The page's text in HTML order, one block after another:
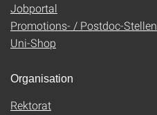
Jobportal
Promotions- / Postdoc-Stellen
Uni-Shop
Organisation
Rektorat